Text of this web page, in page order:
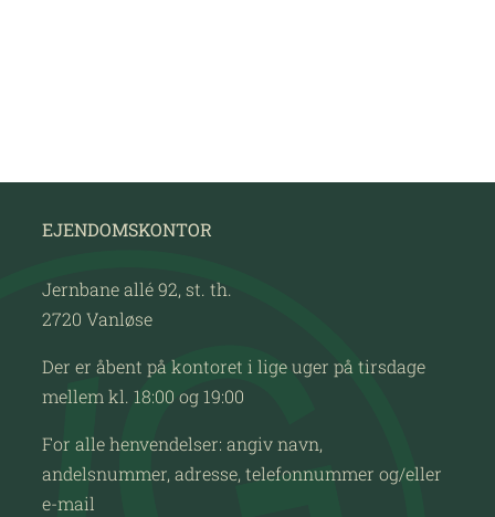
EJENDOMSKONTOR
Jernbane allé 92, st. th.
2720 Vanløse
Der er åbent på kontoret i lige uger på tirsdage
mellem kl. 18:00 og 19:00
For alle henvendelser: angiv navn,
andelsnummer, adresse, telefonnummer og/eller
e-mail